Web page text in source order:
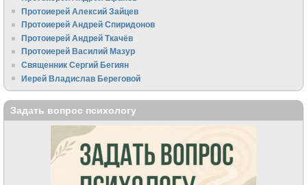
Протоиерей Алексий Зайцев
Протоиерей Андрей Спиридонов
Протоиерей Андрей Ткачёв
Протоиерей Василий Мазур
Священник Сергий Бегиян
Иерей Владислав Береговой
Задать вопрос психологу